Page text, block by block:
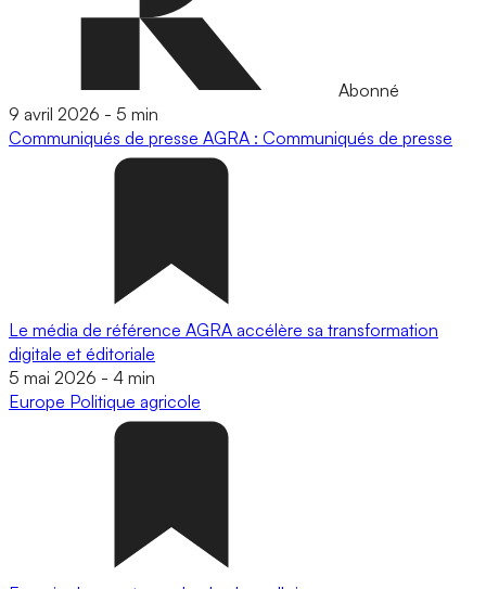
Abonné
9 avril 2026 - 5 min
Communiqués de presse AGRA : Communiqués de presse
Le média de référence AGRA accélère sa transformation
digitale et éditoriale
5 mai 2026 - 4 min
Europe Politique agricole